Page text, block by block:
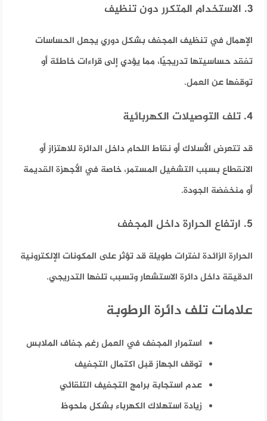
3. الاستخدام المتكرر دون تنظيف
الإهمال في تنظيف المجفف بشكل دوري يجعل الحساسات
تفقد حساسيتها تدريجيًا، مما يؤدي إلى قراءات خاطئة أو
توقفها عن العمل.
4. تلف التوصيلات الكهربائية
قد تتعرض الأسلاك أو نقاط اللحام داخل الدائرة للاهتزاز أو
الانقطاع بسبب التشغيل المستمر، خاصة في الأجهزة القديمة
أو منخفضة الجودة.
5. ارتفاع الحرارة داخل المجفف
الحرارة الزائدة لفترات طويلة قد تؤثر على المكونات الإلكترونية
الدقيقة داخل دائرة الاستشعار وتسبب تلفها التدريجي.
علامات تلف دائرة الرطوبة
استمرار المجفف في العمل رغم جفاف الملابس
توقف الجهاز قبل اكتمال التجفيف
عدم استجابة برامج التجفيف التلقائي
زيادة استهلاك الكهرباء بشكل ملحوظ